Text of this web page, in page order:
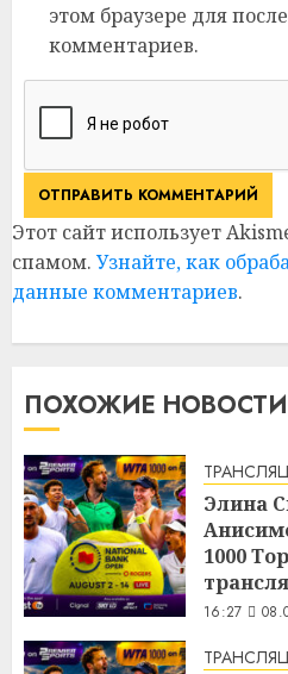
этом браузере для
комментариев.
Этот сайт использует
спамом. Узнайте, как
данные комментариев.
ПОХОЖИЕ НОВОСТИ
Элина
1000
16:27